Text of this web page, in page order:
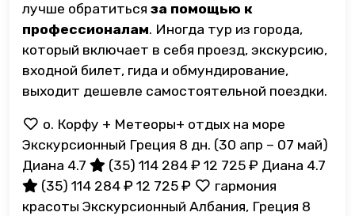
лучше обратиться за помощью к
профессионалам. Иногда тур из города,
который включает в себя проезд, экскурсию,
входной билет, гида и обмундирование,
выходит дешевле самостоятельной поездки.
о. Корфу + Метеоры+ отдых на море
Экскурсионный Греция 8 дн. (30 апр – 07 май)
Диана 4.7
(35) 114 284 ₽ 12 725 ₽ Диана 4.7
(35) 114 284 ₽ 12 725 ₽
гармония
красоты Экскурсионный Албания, Греция 8